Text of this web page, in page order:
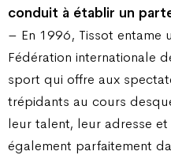
conduit à établir un
– En 1996, Tissot entame
Fédération internationale
sport qui offre aux
trépidants au cours
leur talent, leur adresse
également parfaitement